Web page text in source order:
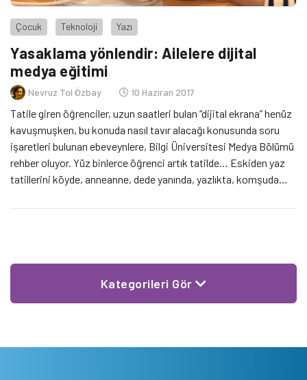
Çocuk Teknoloji Yazı
Yasaklama yönlendir: Ailelere dijital
medya eğitimi
Nevruz Tol Özbay 10 Haziran 2017
Tatile giren öğrenciler, uzun saatleri bulan “dijital ekrana” henüz
kavuşmuşken, bu konuda nasıl tavır alacağı konusunda soru
işaretleri bulunan ebeveynlere, Bilgi Üniversitesi Medya Bölümü
rehber oluyor. Yüz binlerce öğrenci artık tatilde… Eskiden yaz
tatillerini köyde, anneanne, dede yanında, yazlıkta, komşuda
ekran karşısında günlerini tüketiyorlar. […]
Kategorileri Gör